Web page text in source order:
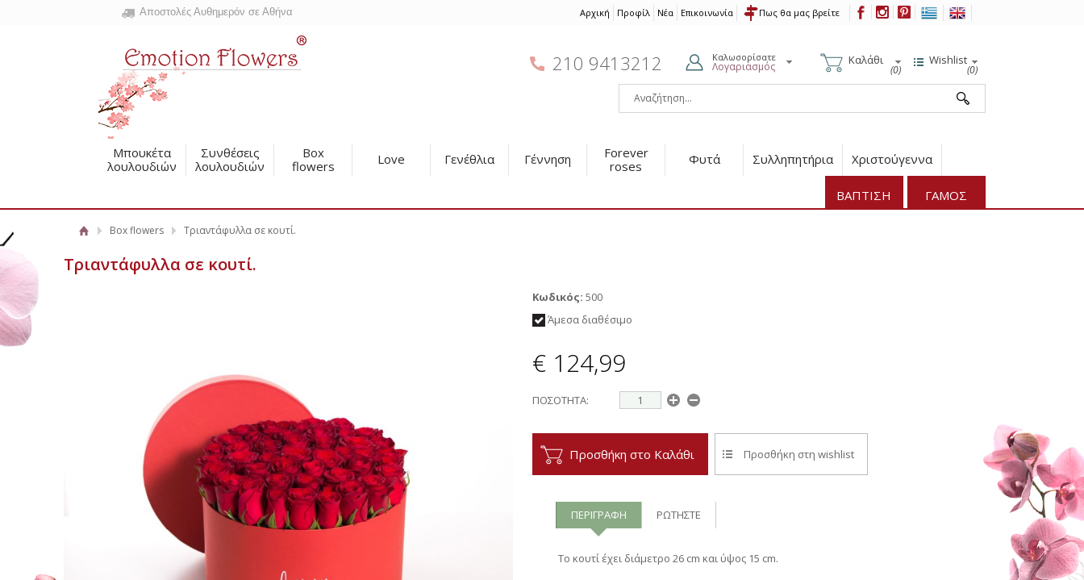
Αποστολές Αυθημερόν σε Αθήνα Αρχική Προφίλ Νέα Επικοινωνία Πως θα μας βρείτε
Καλωσορίσατε
Λογαριασμός Καλάθι
(0)
Wishlist
(0)
210 9413212
Μπουκέτα
λουλουδιών
Συνθέσεις
λουλουδιών
Box
flowers
Love Γενέθλια Γέννηση
Forever
roses
Φυτά Συλληπητήρια Χριστούγεννα
ΓΑΜΟΣ
ΒΑΠΤΙΣΗ
Box flowers Τριαντάφυλλα σε κουτί.
Τριαντάφυλλα σε κουτί.
Κωδικός: 500
Άμεσα διαθέσιμο
€ 124,99
ΠΟΣΟΤΗΤΑ:
Προσθήκη στο Καλάθι Προσθήκη στη wishlist
ΠΕΡΙΓΡΑΦΗ ΡΩΤΗΣΤΕ
Το κουτί έχει διάμετρο 26 cm και ύψος 15 cm.